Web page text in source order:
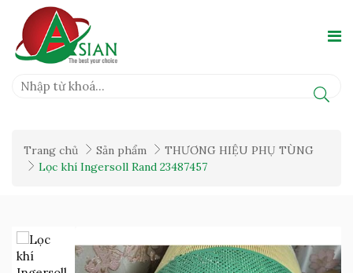
Trang chủ Sản phẩm
THƯƠNG HIỆU PHỤ TÙNG
Lọc khí Ingersoll Rand 23487457